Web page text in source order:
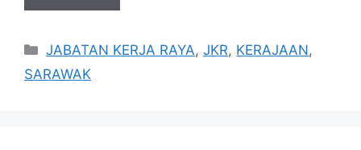
Categories
JABATAN KERJA RAYA,JKR, KERAJAAN,
SARAWAK